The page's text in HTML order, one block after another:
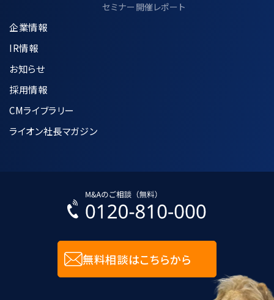
セミナー開催レポート
企業情報
IR情報
お知らせ
採用情報
CMライブラリー
ライオン社長マガジン
無料相談はこちらから